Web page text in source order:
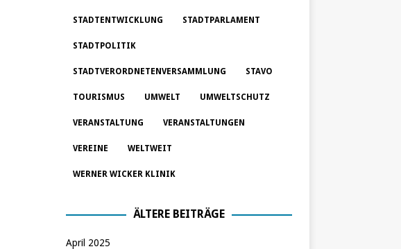
STADTENTWICKLUNG STADTPARLAMENT
STADTPOLITIK
STADTVERORDNETENVERSAMMLUNG STAVO
TOURISMUS UMWELT UMWELTSCHUTZ
VERANSTALTUNG VERANSTALTUNGEN
VEREINE WELTWEIT
WERNER WICKER KLINIK
ÄLTERE BEITRÄGE
April 2025